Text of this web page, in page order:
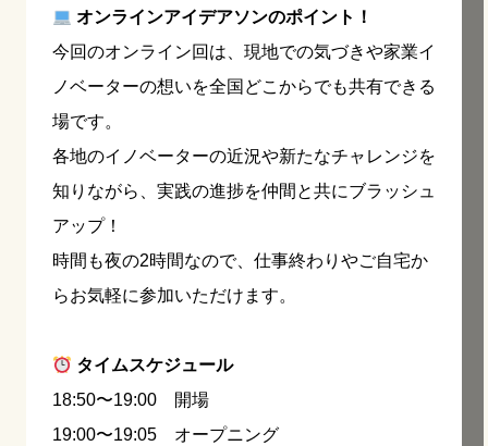
オンラインアイデアソンのポイント！
今回のオンライン回は、現地での気づきや家業イ
ノベーターの想いを全国どこからでも共有できる
場です。
各地のイノベーターの近況や新たなチャレンジを
知りながら、実践の進捗を仲間と共にブラッシュ
アップ！
時間も夜の2時間なので、仕事終わりやご自宅か
らお気軽に参加いただけます。
タイムスケジュール
18:50〜19:00 開場
19:00〜19:05 オープニング